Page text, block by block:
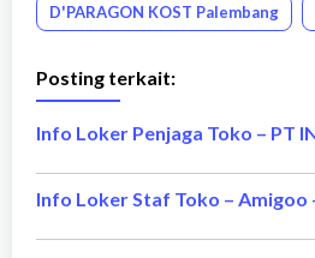
D'PARAGON KOST Palembang
Posting terkait: